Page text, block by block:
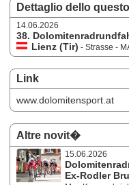
Dettaglio dello
14.06.2026
38.
Lienz (Tir) - Strasse -
Link
www.dolomitensport.at
Altre novit�
15.06.2026
Ex-Rodler